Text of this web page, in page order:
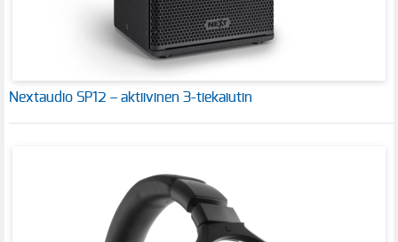
Nextaudio SP12 – aktiivinen 3-tiekaiutin